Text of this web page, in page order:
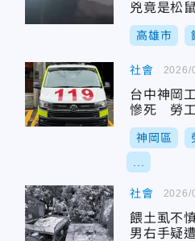
兇竟是松
高雄市
社會
台中神岡
慘死 勞工
神岡區
2026/
社會
餵土虱不
男右手疑
2026/